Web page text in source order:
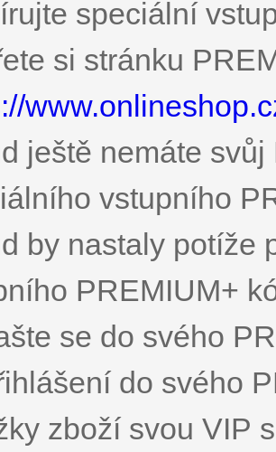
speciální
si stránku
ještě nemáte
vstupního
by nastaly potíže
PREMIUM+
se do svého
do svého
zboží svou VIP